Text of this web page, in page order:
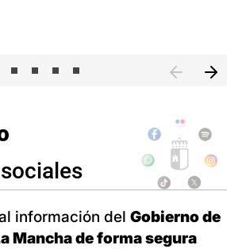
información del Gobierno de
Mancha de forma segura